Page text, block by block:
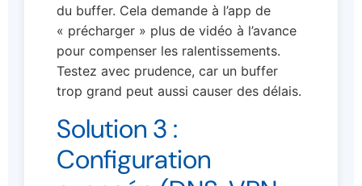
du buffer. Cela demande à l’app de
« précharger » plus de vidéo à l’avance
pour compenser les ralentissements.
Testez avec prudence, car un buffer
trop grand peut aussi causer des délais.
Solution 3 :
Configuration